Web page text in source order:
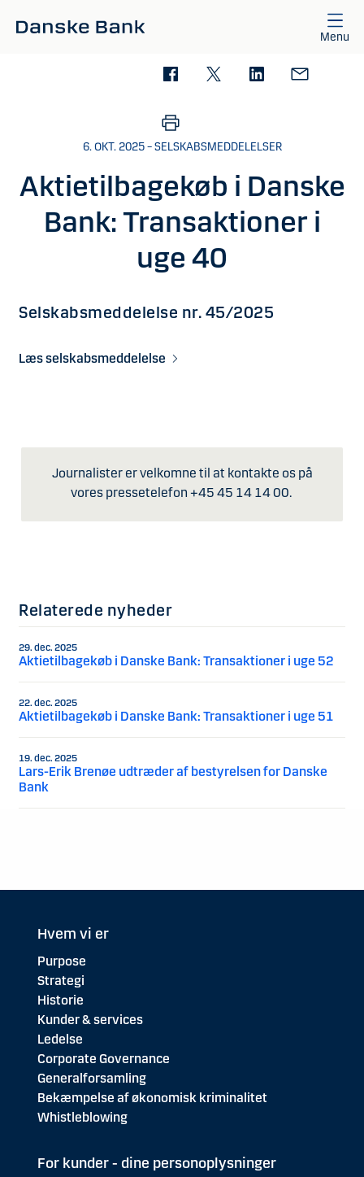
Menu
6. OKT. 2025 – SELSKABSMEDDELELSER
Aktietilbagekøb i Danske
Bank: Transaktioner i
uge 40
Selskabsmeddelelse nr. 45/2025
Læs selskabsmeddelelse
Journalister er velkomne til at kontakte os på
vores pressetelefon +45 45 14 14 00.
Relaterede nyheder
29. dec. 2025
Aktietilbagekøb i Danske Bank: Transaktioner i uge 52
22. dec. 2025
Aktietilbagekøb i Danske Bank: Transaktioner i uge 51
19. dec. 2025
Lars-Erik Brenøe udtræder af bestyrelsen for Danske
Bank
Hvem vi er
Purpose
Strategi
Historie
Kunder & services
Ledelse
Corporate Governance
Generalforsamling
Bekæmpelse af økonomisk kriminalitet
Whistleblowing
For kunder - dine personoplysninger